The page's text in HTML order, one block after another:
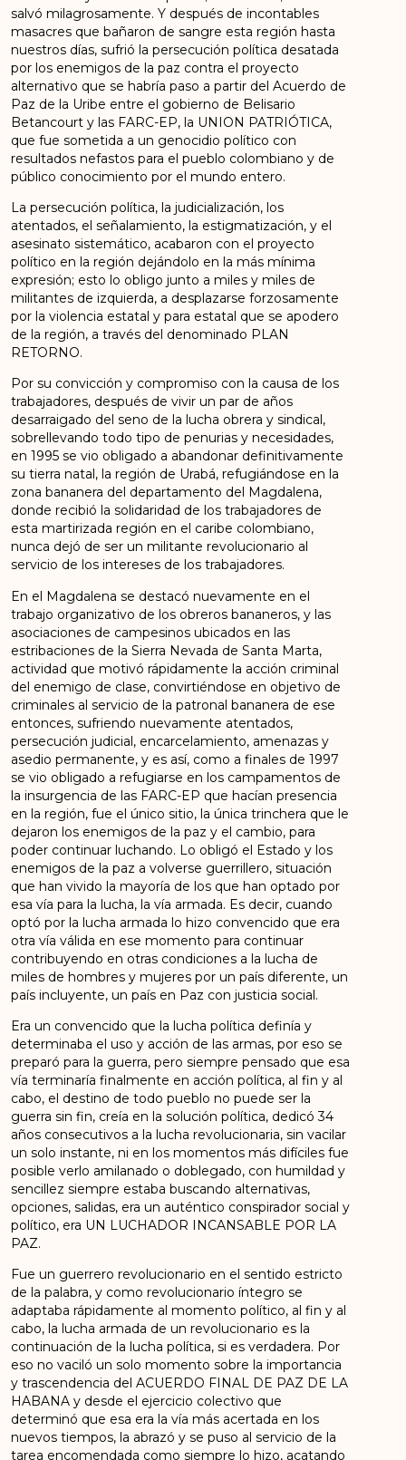
salvó milagrosamente. Y después de incontables
masacres que bañaron de sangre esta región hasta
nuestros días, sufrió la persecución política desatada
por los enemigos de la paz contra el proyecto
alternativo que se habría paso a partir del Acuerdo de
Paz de la Uribe entre el gobierno de Belisario
Betancourt y las FARC-EP, la UNION PATRIÓTICA,
que fue sometida a un genocidio político con
resultados nefastos para el pueblo colombiano y de
público conocimiento por el mundo entero.
La persecución política, la judicialización, los
atentados, el señalamiento, la estigmatización, y el
asesinato sistemático, acabaron con el proyecto
político en la región dejándolo en la más mínima
expresión; esto lo obligo junto a miles y miles de
militantes de izquierda, a desplazarse forzosamente
por la violencia estatal y para estatal que se apodero
de la región, a través del denominado PLAN
RETORNO.
Por su convicción y compromiso con la causa de los
trabajadores, después de vivir un par de años
desarraigado del seno de la lucha obrera y sindical,
sobrellevando todo tipo de penurias y necesidades,
en 1995 se vio obligado a abandonar definitivamente
su tierra natal, la región de Urabá, refugiándose en la
zona bananera del departamento del Magdalena,
donde recibió la solidaridad de los trabajadores de
esta martirizada región en el caribe colombiano,
nunca dejó de ser un militante revolucionario al
servicio de los intereses de los trabajadores.
En el Magdalena se destacó nuevamente en el
trabajo organizativo de los obreros bananeros, y las
asociaciones de campesinos ubicados en las
estribaciones de la Sierra Nevada de Santa Marta,
actividad que motivó rápidamente la acción criminal
del enemigo de clase, convirtiéndose en objetivo de
criminales al servicio de la patronal bananera de ese
entonces, sufriendo nuevamente atentados,
persecución judicial, encarcelamiento, amenazas y
asedio permanente, y es así, como a finales de 1997
se vio obligado a refugiarse en los campamentos de
la insurgencia de las FARC-EP que hacían presencia
en la región, fue el único sitio, la única trinchera que le
dejaron los enemigos de la paz y el cambio, para
poder continuar luchando. Lo obligó el Estado y los
enemigos de la paz a volverse guerrillero, situación
que han vivido la mayoría de los que han optado por
esa vía para la lucha, la vía armada. Es decir, cuando
optó por la lucha armada lo hizo convencido que era
otra vía válida en ese momento para continuar
contribuyendo en otras condiciones a la lucha de
miles de hombres y mujeres por un país diferente, un
país incluyente, un país en Paz con justicia social.
Era un convencido que la lucha política definía y
determinaba el uso y acción de las armas, por eso se
preparó para la guerra, pero siempre pensado que esa
vía terminaría finalmente en acción política, al fin y al
cabo, el destino de todo pueblo no puede ser la
guerra sin fin, creía en la solución política, dedicó 34
años consecutivos a la lucha revolucionaria, sin vacilar
un solo instante, ni en los momentos más difíciles fue
posible verlo amilanado o doblegado, con humildad y
sencillez siempre estaba buscando alternativas,
opciones, salidas, era un auténtico conspirador social y
político, era UN LUCHADOR INCANSABLE POR LA
PAZ.
Fue un guerrero revolucionario en el sentido estricto
de la palabra, y como revolucionario íntegro se
adaptaba rápidamente al momento político, al fin y al
cabo, la lucha armada de un revolucionario es la
continuación de la lucha política, si es verdadera. Por
eso no vaciló un solo momento sobre la importancia
y trascendencia del ACUERDO FINAL DE PAZ DE LA
HABANA y desde el ejercicio colectivo que
determinó que esa era la vía más acertada en los
nuevos tiempos, la abrazó y se puso al servicio de la
tarea encomendada como siempre lo hizo, acatando